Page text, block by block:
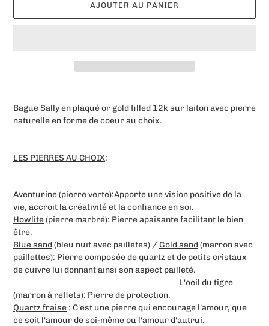
AJOUTER AU PANIER
produit
panier
Bague Sally en plaqué or gold filled 12k sur laiton avec pierre
naturelle en forme de coeur au choix.
LES PIERRES AU CHOIX:
Aventurine(pierre verte):Apporte une vision positive de la
vie, accroit la créativité et la confiance en soi.
Howlite(pierre marbré): Pierre apaisante facilitant le bien
être.
Blue sand(bleu nuit avec pailletes) / Gold sand(marron avec
paillettes): Pierre composée de quartz et de petits cristaux
de cuivre lui donnant ainsi son aspect pailleté.
L'oeil du tigre
(marron à reflets): Pierre de protection.
Quartz fraise : C'est une pierrequi encourage l'amour, que
ce soit l'amour de soi-même ou l'amour d'autrui.